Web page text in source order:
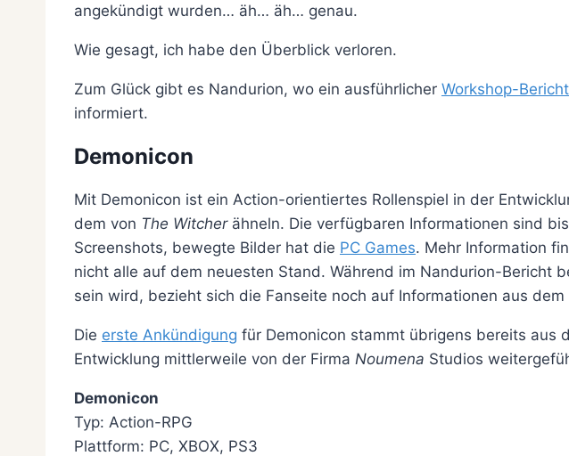
angekündigt wurden… äh… äh… genau.
Wie gesagt, ich habe den Überblick verloren.
Zum Glück gibt es Nandurion, wo ein ausführlicher Workshop-Bericht
informiert.
Demonicon
Mit Demonicon ist ein Action-orientiertes Rollenspiel in der
dem von The Witcherähneln. Die verfügbaren Informationen sind
Screenshots, bewegte Bilder hat die PC Games. Mehr Information
nicht alle auf dem neuesten Stand. Während im Nandurion-Bericht
sein wird, bezieht sich die Fanseite noch auf Informationen aus
Die erste Ankündigung für Demonicon stammt übrigens bereits aus
Entwicklung mittlerweile von der Firma Noumena Studios
Demonicon
Typ: Action-RPG
Plattform: PC, XBOX, PS3